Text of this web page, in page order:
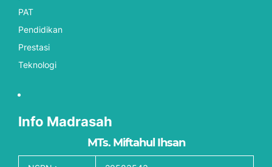
PAT
Pendidikan
Prestasi
Teknologi
Info Madrasah
MTs. Miftahul Ihsan